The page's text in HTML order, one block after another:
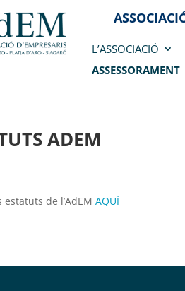
L’ASSOCIACIÓ
ASSESSORAMENT
ADEM
estatuts de l’AdEMAQUÍ